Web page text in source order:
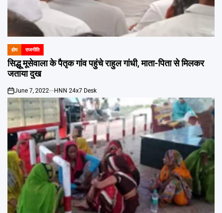
POSTED
IN
होम राजनीति
सिद्धू मूसेवाला के पैतृक गांव पहुंचे राहुल गांधी, माता-पिता से मिलकर
जताया दुख
on
June 7, 2022 HNN 24x7 Desk